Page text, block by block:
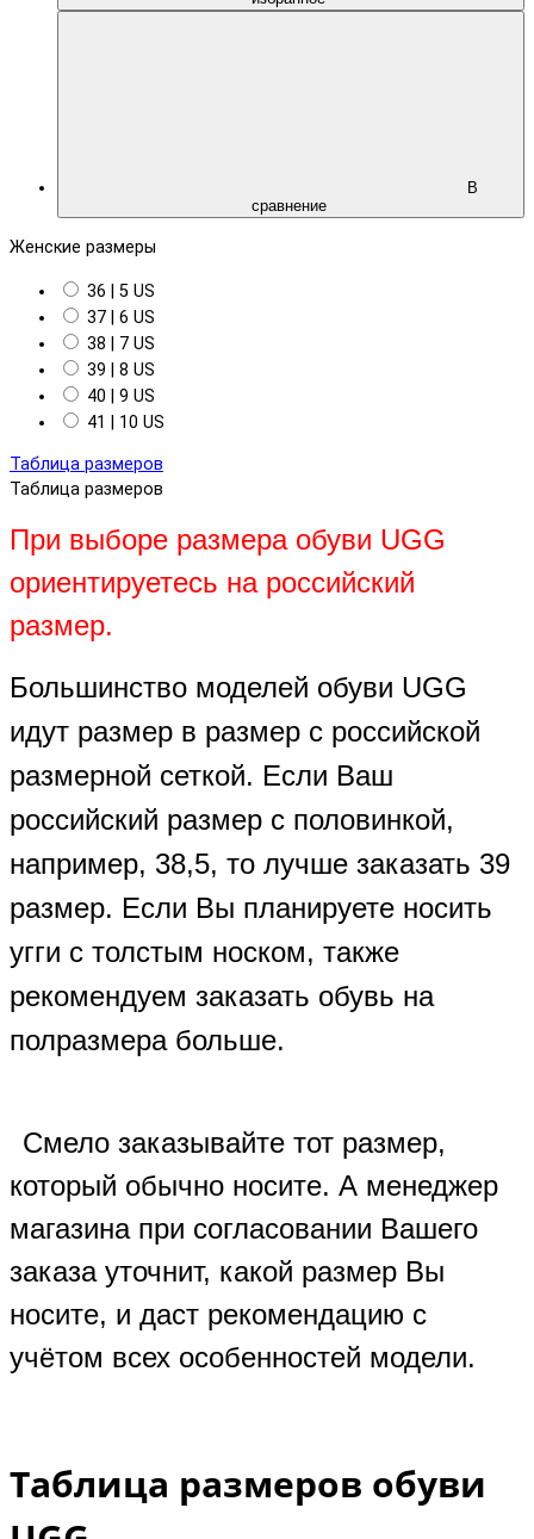
В
сравнение
Женские размеры
36 | 5 US
37 | 6 US
38 | 7 US
39 | 8 US
40 | 9 US
41 | 10 US
Таблица размеров
Таблица размеров
При выборе размера обуви UGG
ориентируетесь на российский
размер.
Большинство моделей обуви UGG
идут размер в размер с российской
размерной сеткой. Если Ваш
российский размер с половинкой,
например, 38,5, то лучше заказать 39
размер. Если Вы планируете носить
угги с толстым носком, также
рекомендуем заказать обувь на
полразмера больше.
Смело заказывайте тот размер,
который обычно носите. А менеджер
магазина при согласовании Вашего
заказа уточнит, какой размер Вы
носите, и даст рекомендацию с
учётом всех особенностей модели.
Таблица размеров обуви